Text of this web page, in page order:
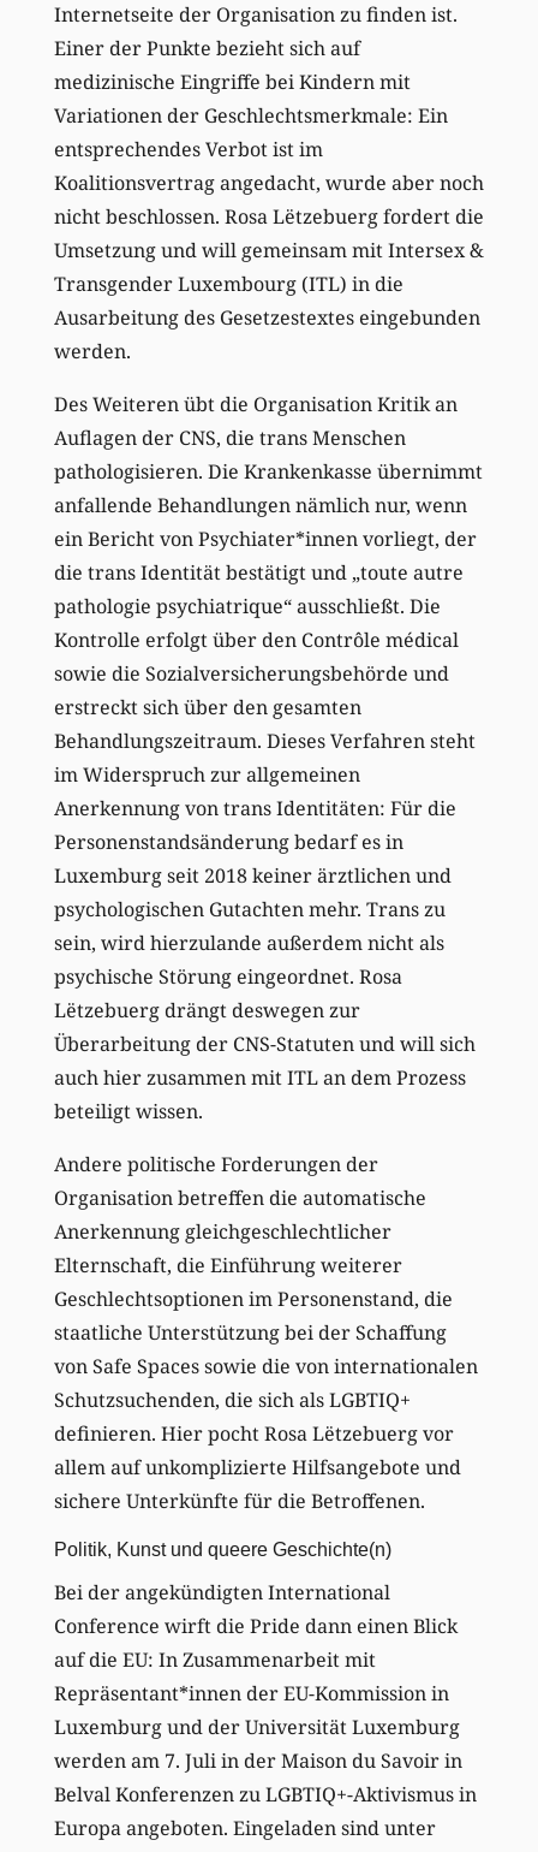
Internetseite der Organisation zu finden ist.
Einer der Punkte bezieht sich auf
medizinische Eingriffe bei Kindern mit
Variationen der Geschlechtsmerkmale: Ein
entsprechendes Verbot ist im
Koalitionsvertrag angedacht, wurde aber noch
nicht beschlossen. Rosa Lëtzebuerg fordert die
Umsetzung und will gemeinsam mit Intersex &
Transgender Luxembourg (ITL) in die
Ausarbeitung des Gesetzestextes eingebunden
werden.
Des Weiteren übt die Organisation Kritik an
Auflagen der CNS, die trans Menschen
pathologisieren. Die Krankenkasse übernimmt
anfallende Behandlungen nämlich nur, wenn
ein Bericht von Psychiater*innen vorliegt, der
die trans Identität bestätigt und „toute autre
pathologie psychiatrique“ ausschließt. Die
Kontrolle erfolgt über den Contrôle médical
sowie die Sozialversicherungsbehörde und
erstreckt sich über den gesamten
Behandlungszeitraum. Dieses Verfahren steht
im Widerspruch zur allgemeinen
Anerkennung von trans Identitäten: Für die
Personenstandsänderung bedarf es in
Luxemburg seit 2018 keiner ärztlichen und
psychologischen Gutachten mehr. Trans zu
sein, wird hierzulande außerdem nicht als
psychische Störung eingeordnet. Rosa
Lëtzebuerg drängt deswegen zur
Überarbeitung der CNS-Statuten und will sich
auch hier zusammen mit ITL an dem Prozess
beteiligt wissen.
Andere politische Forderungen der
Organisation betreffen die automatische
Anerkennung gleichgeschlechtlicher
Elternschaft, die Einführung weiterer
Geschlechtsoptionen im Personenstand, die
staatliche Unterstützung bei der Schaffung
von Safe Spaces sowie die von internationalen
Schutzsuchenden, die sich als LGBTIQ+
definieren. Hier pocht Rosa Lëtzebuerg vor
allem auf unkomplizierte Hilfsangebote und
sichere Unterkünfte für die Betroffenen.
Politik, Kunst und queere Geschichte(n)
Bei der angekündigten International
Conference wirft die Pride dann einen Blick
auf die EU: In Zusammenarbeit mit
Repräsentant*innen der EU-Kommission in
Luxemburg und der Universität Luxemburg
werden am 7. Juli in der Maison du Savoir in
Belval Konferenzen zu LGBTIQ+-Aktivismus in
Europa angeboten. Eingeladen sind unter